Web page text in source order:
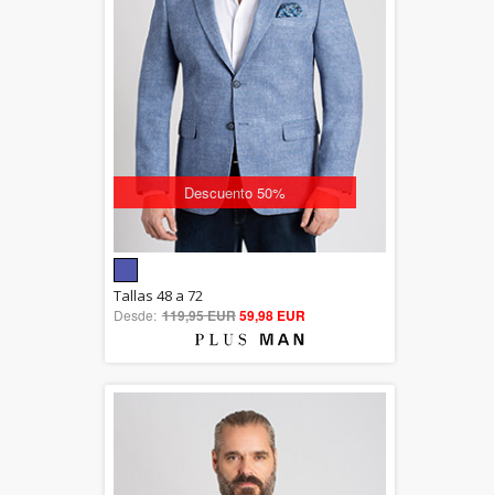
Descuento 50%
out of 5
Tallas 48 a 72
Desde: 119,95 EUR59,98 EUR